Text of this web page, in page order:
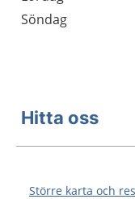
Söndag
Hitta oss
Större karta och